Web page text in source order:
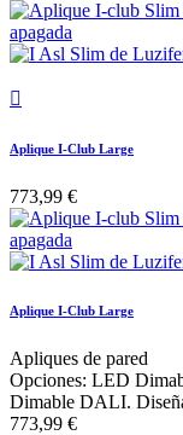

Aplique I-Club Large
773,99 €
Aplique I-Club Large
Apliques de pared
Opciones: LED
Dimable DALI.
773,99 €